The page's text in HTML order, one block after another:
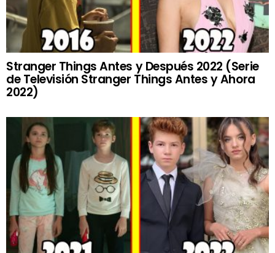
Stranger Things Antes y Después 2022 (Serie
de Televisión Stranger Things Antes y Ahora
2022)